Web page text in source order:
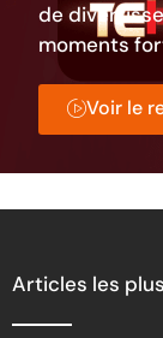
de
moments
Voir le
Articles les